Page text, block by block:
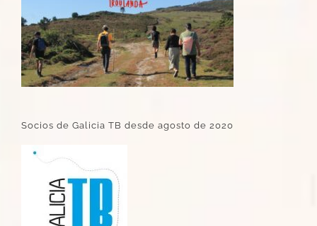
Socios de Galicia TB desde agosto de 2020